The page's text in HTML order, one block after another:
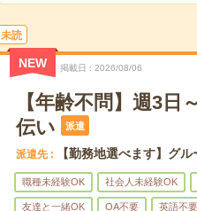
未読
NEW 掲載日 2026/08/06
【年齢不問】週3
伝い
派遣
派遣先 【勤務地選べます】グ
職種未経験OK 社会人未経験OK
友達と一緒OK OA不要 英語不要